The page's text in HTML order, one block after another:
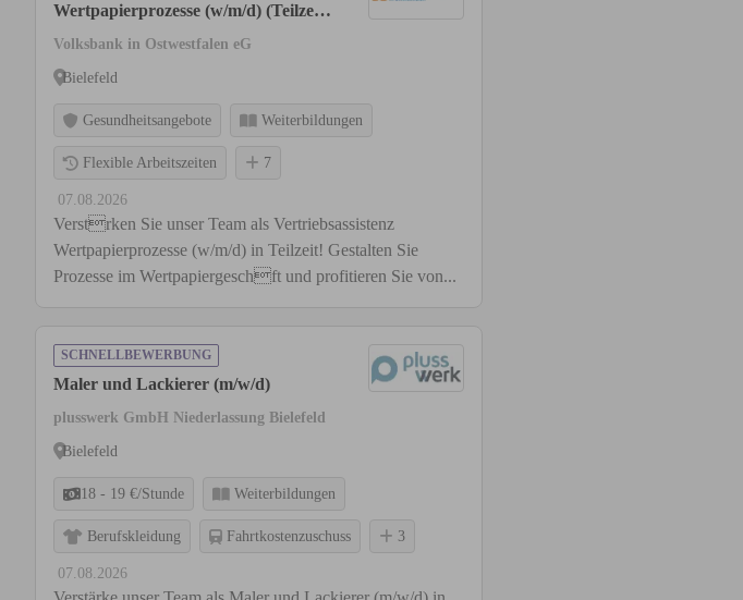
Wertpapierprozesse (w/m/d) (Teilzeit:
20h/Woche)
Volksbank in Ostwestfalen eG
Bielefeld
Gesundheitsangebote Weiterbildungen
Flexible Arbeitszeiten 7
07.08.2026
Verstrken Sie unser Team als Vertriebsassistenz
Wertpapierprozesse (w/m/d) in Teilzeit! Gestalten Sie
Prozesse im Wertpapiergeschft und profitieren Sie von...
SCHNELLBEWERBUNG
Maler und Lackierer (m/w/d)
plusswerk GmbH Niederlassung Bielefeld
Bielefeld
18 - 19 €/Stunde Weiterbildungen
Berufskleidung Fahrtkostenzuschuss 3
07.08.2026